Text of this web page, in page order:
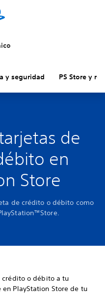
y seguridad PS Store y
de
en
Store
de crédito o débito como
o débito a tu
PlayStation Store de tu